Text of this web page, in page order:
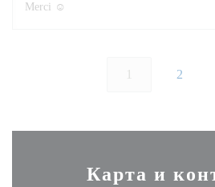
Merci ☺️
1 2
Карта и